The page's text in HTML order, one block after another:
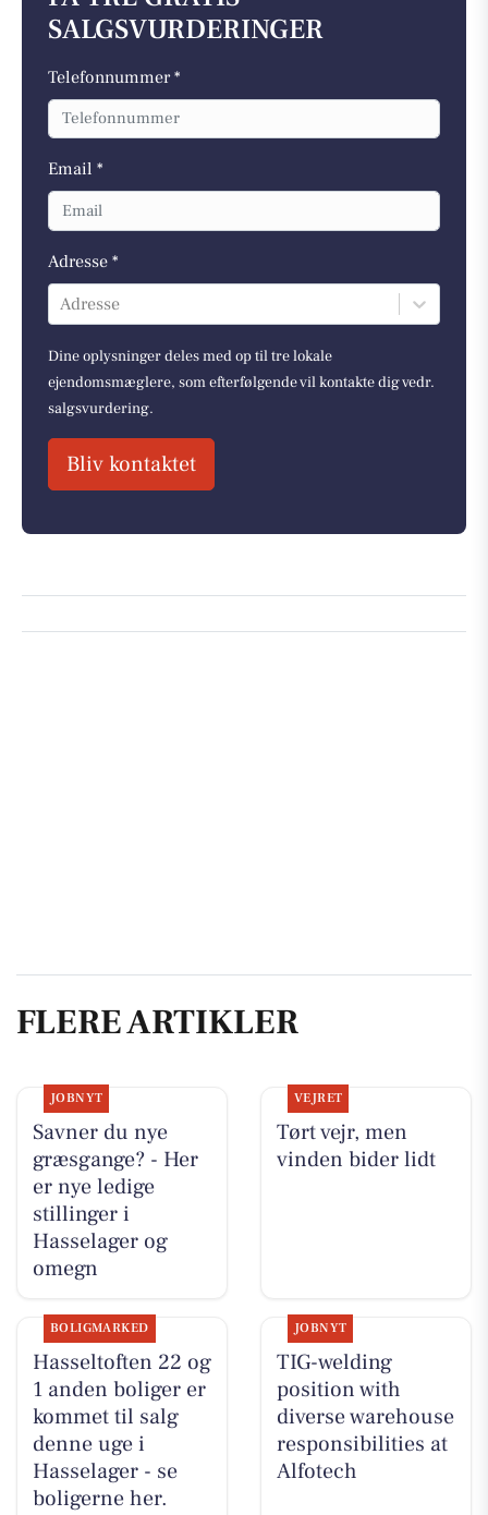
SALGSVURDERINGER
Telefonnummer *
Email *
Adresse *
Adresse
Dine oplysninger deles med op til tre lokale
ejendomsmæglere, som efterfølgende vil kontakte dig vedr.
salgsvurdering.
Bliv kontaktet
FLERE ARTIKLER
JOBNYT
Savner du nye
græsgange? - Her
er nye ledige
stillinger i
Hasselager og
omegn
VEJRET
Tørt vejr, men
vinden bider lidt
BOLIGMARKED
Hasseltoften 22 og
1 anden boliger er
kommet til salg
denne uge i
Hasselager - se
boligerne her.
JOBNYT
TIG-welding
position with
diverse warehouse
responsibilities at
Alfotech